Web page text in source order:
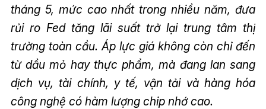
tháng 5, mức cao nhất trong nhiều năm, đưa
rủi ro Fed tăng lãi suất trở lại trung tâm thị
trường toàn cầu. Áp lực giá không còn chỉ đến
từ dầu mỏ hay thực phẩm, mà đang lan sang
dịch vụ, tài chính, y tế, vận tải và hàng hóa
công nghệ có hàm lượng chip nhớ cao.